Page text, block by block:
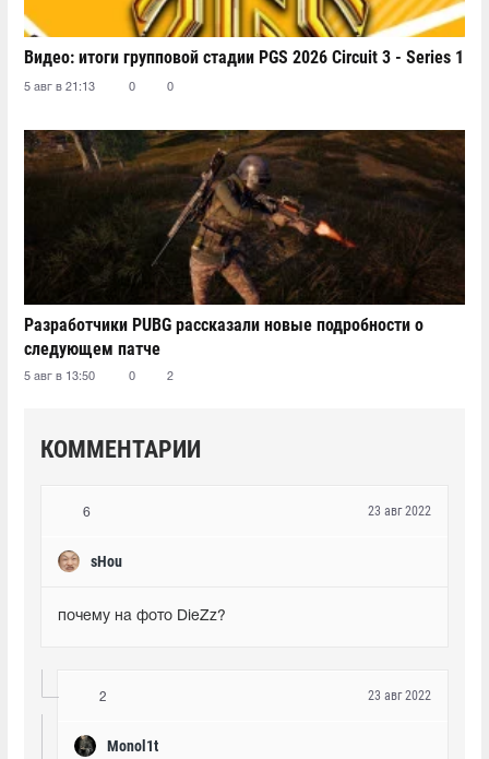
Видео: итоги групповой стадии PGS 2026 Circuit 3 - Series 1
5 авг в 21:13 0 0
Разработчики PUBG рассказали новые подробности о
следующем патче
5 авг в 13:50 0 2
КОММЕНТАРИИ
6
sHou
23 авг 2022
почему на фото DieZz?
2
Monol1t
23 авг 2022